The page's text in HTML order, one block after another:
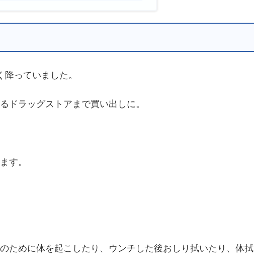
っていました。
ドラッグストアまで買い出しに。
す。
ために体を起こしたり、ウンチした後おしり拭いたり、体拭